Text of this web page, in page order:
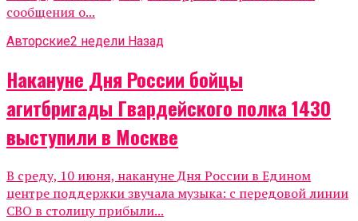
сообщения о...
Авторские2 недели Назад
Накануне Дня России бойцы
агитбригады Гвардейского полка 1430
выступили в Москве
В среду, 10 июня, накануне Дня России в Едином
центре поддержки звучала музыка: с передовой линии
СВО в столицу прибыли...